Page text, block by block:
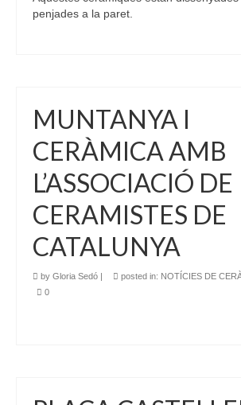
penjades a la paret.
MUNTANYA I
CERÀMICA AMB
L’ASSOCIACIÓ DE
CERAMISTES DE
CATALUNYA
by Gloria Sedó posted in: NOTÍCIES DE
0